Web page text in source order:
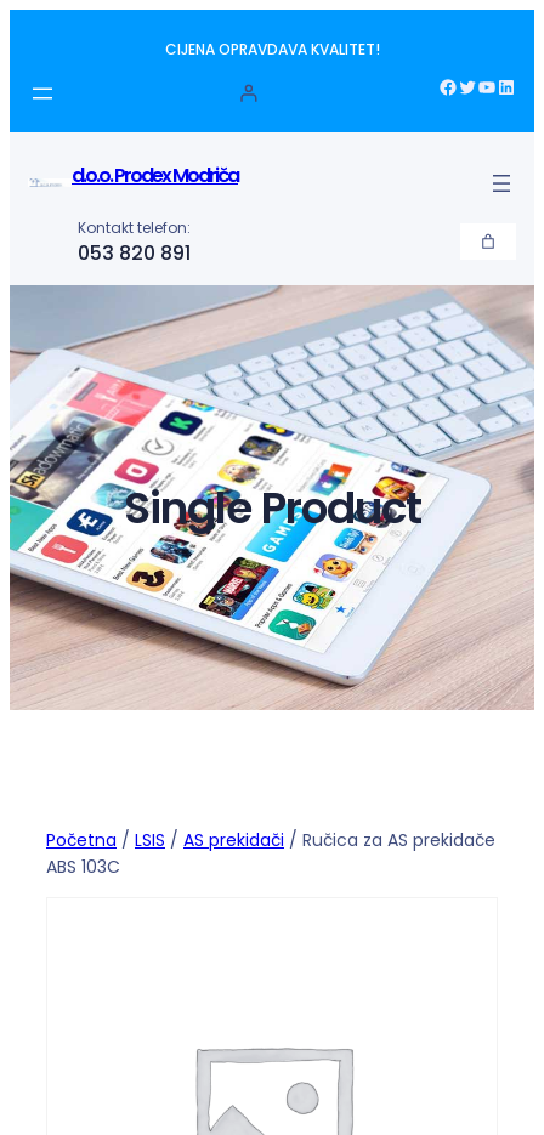
sadržaj
CIJENA OPRAVDAVA KVALITET!
Facebook Twitter YouTube LinkedIn
d.o.o. Prodex Modriča
Kontakt telefon:
053 820 891
Single Product
Početna / LSIS / AS prekidači / Ručica za AS prekidače
ABS 103C